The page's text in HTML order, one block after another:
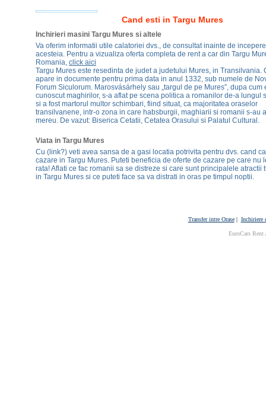
Cand esti in Targu Mures
Inchirieri masini Targu Mures si altele
Va oferim informatii utile calatoriei dvs., de consultat inainte de
acesteia. Pentru a vizualiza oferta completa de rent a car din Targu
Romania, click aici
Targu Mures este resedinta de judet a judetului Mures, in Transilvania.
apare in documente pentru prima data in anul 1332, sub numele de
Forum Siculorum. Marosvásárhely sau „targul de pe Mures”, dupa cum
cunoscut maghirilor, s-a aflat pe scena politica a romanilor de-a lungul
si a fost martorul multor schimbari, fiind situat, ca majoritatea oraselor
transilvanene, intr-o zona in care habsburgii, maghiarii si romanii s-au
mereu. De vazut: Biserica Cetatii, Cetatea Orasului si Palatul Cultural.
Viata in Targu Mures
Cu (link?) veti avea sansa de a gasi locatia potrivita pentru dvs. cand
cazare in Targu Mures. Puteti beneficia de oferte de cazare pe care nu
rata! Aflati ce fac romanii sa se distreze si care sunt principalele atractii
in Targu Mures si ce puteti face sa va distrati in oras pe timpul noptii.
Transfer intre Orase| Inchiriere
EuroCars